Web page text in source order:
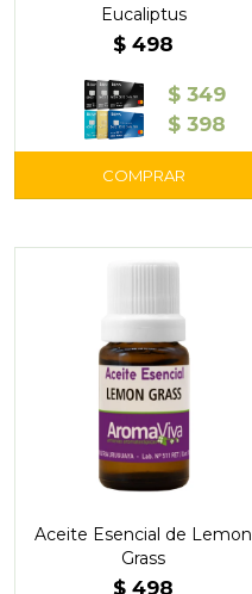
Eucaliptus
$ 498
$ 349
$ 398
Aceite Esencial de Lemon
Grass
$ 498